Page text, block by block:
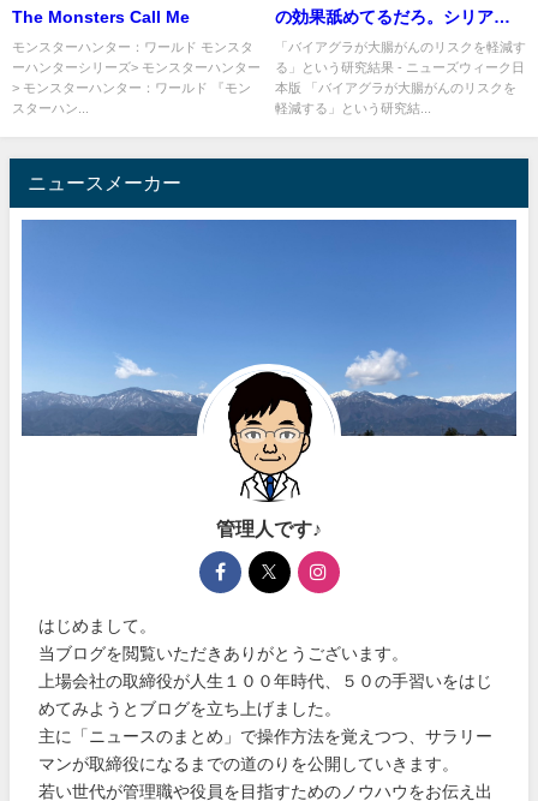
The Monsters Call Me
モンスターハンター：ワールド モンスタ
ーハンターシリーズ> モンスターハンター
> モンスターハンター：ワールド 『モン
スターハン...
の効果舐めてるだろ。シリアス
との比較。アルツハイマーのリ
スク減る効果も
「バイアグラが大腸がんのリスクを軽減す
る」という研究結果 - ニューズウィーク日
本版 「バイアグラが大腸がんのリスクを
軽減する」という研究結...
ニュースメーカー
管理人です♪
はじめまして。
当ブログを閲覧いただきありがとうございます。
上場会社の取締役が人生１００年時代、５０の手習いをはじ
めてみようとブログを立ち上げました。
主に「ニュースのまとめ」で操作方法を覚えつつ、サラリー
マンが取締役になるまでの道のりを公開していきます。
若い世代が管理職や役員を目指すためのノウハウをお伝え出